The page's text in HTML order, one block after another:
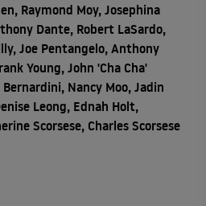
Raymond Moy, Josephina
Dante, Robert LaSardo,
Joe Pentangelo, Anthony
Young, John 'Cha Cha'
Nancy Moo, Jadin
Leong, Ednah Holt,
Scorsese, Charles Scorsese